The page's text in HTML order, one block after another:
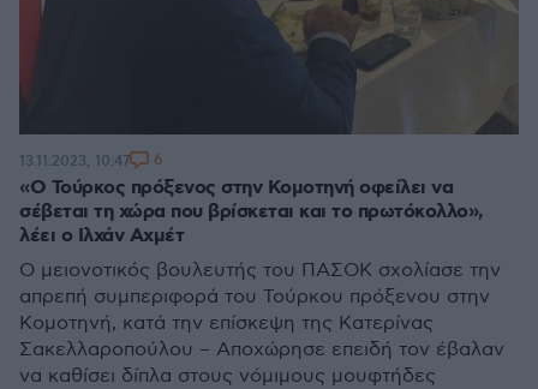
«Ο Τούρκος πρόξενος στην Κομοτηνή οφείλει να
σέβεται τη χώρα που βρίσκεται και το πρωτόκολλο»,
λέει ο Ιλχάν Αχμέτ
Ο μειονοτικός βουλευτής του ΠΑΣΟΚ σχολίασε την
απρεπή συμπεριφορά του Τούρκου πρόξενου στην
Κομοτηνή, κατά την επίσκεψη της Κατερίνας
Σακελλαροπούλου – Αποχώρησε επειδή τον έβαλαν
να καθίσει δίπλα στους νόμιμους μουφτήδες
13.11.2023, 10:47 6